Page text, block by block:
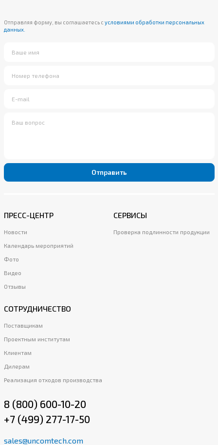
Отправляя форму, вы соглашаетесь с условиями обработки персональных
данных.
Отправить
ПРЕСС-ЦЕНТР
Новости
Календарь мероприятий
Фото
Видео
Отзывы
СЕРВИСЫ
Проверка подлинности продукции
СОТРУДНИЧЕСТВО
Поставщикам
Проектным институтам
Клиентам
Дилерам
Реализация отходов производства
8 (800) 600-10-20
+7 (499) 277-17-50
sales@uncomtech.com